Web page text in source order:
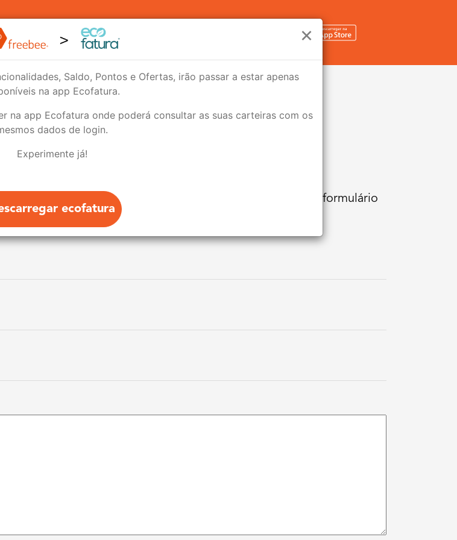
A sua conta
Contactos
email para info@freebee.pt ou se preferir, preencha o formulário
consigo com o máximo de brevidade possível.
×
Saldo, Pontos e Ofertas, irão passar a estar apenas
na app Ecofatura.
na app Ecofatura onde poderá consultar as suas carteiras com os
dados de login.
Experimente já!
ecofatura